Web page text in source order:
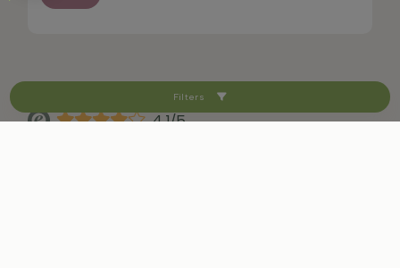
Filters
4.1/5